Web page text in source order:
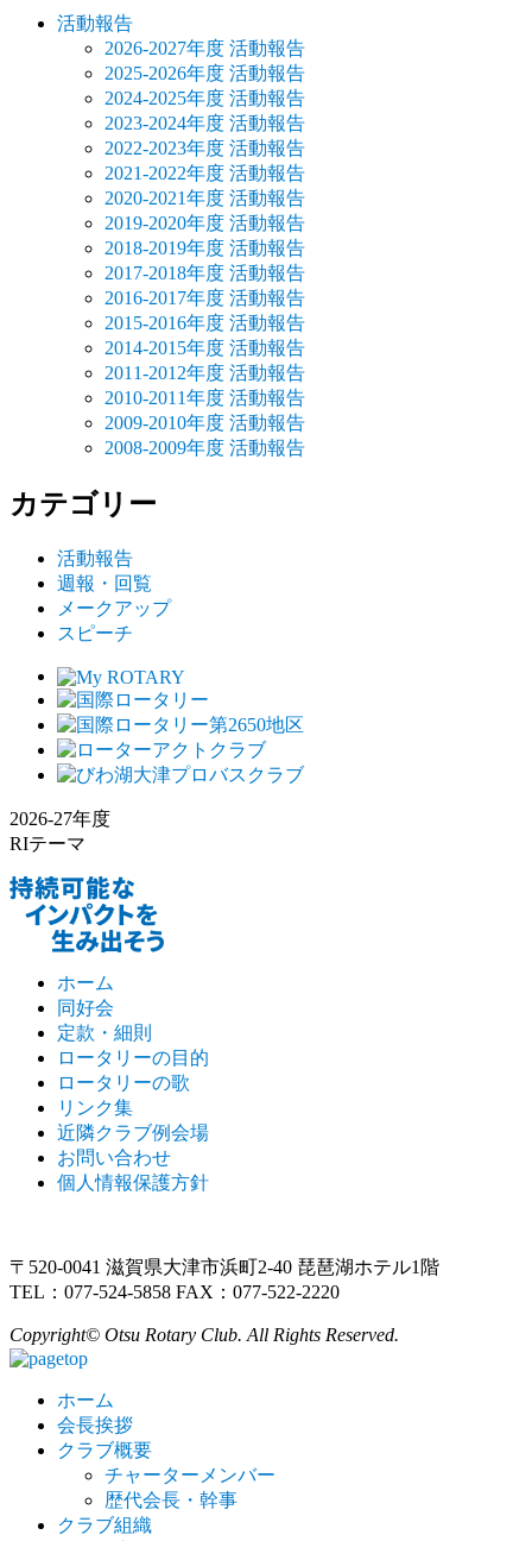
活動報告
2026-2027年度 活動報告
2025-2026年度 活動報告
2024-2025年度 活動報告
2023-2024年度 活動報告
2022-2023年度 活動報告
2021-2022年度 活動報告
2020-2021年度 活動報告
2019-2020年度 活動報告
2018-2019年度 活動報告
2017-2018年度 活動報告
2016-2017年度 活動報告
2015-2016年度 活動報告
2014-2015年度 活動報告
2011-2012年度 活動報告
2010-2011年度 活動報告
2009-2010年度 活動報告
2008-2009年度 活動報告
カテゴリー
活動報告
週報・回覧
メークアップ
スピーチ
2026-27年度
RIテーマ
ホーム
同好会
定款・細則
ロータリーの目的
ロータリーの歌
リンク集
近隣クラブ例会場
お問い合わせ
個人情報保護方針
〒520-0041 滋賀県大津市浜町2-40 琵琶湖ホテル1階
TEL：077-524-5858 FAX：077-522-2220
Copyright© Otsu Rotary Club. All Rights Reserved.
ホーム
会長挨拶
クラブ概要
チャーターメンバー
歴代会長・幹事
クラブ組織